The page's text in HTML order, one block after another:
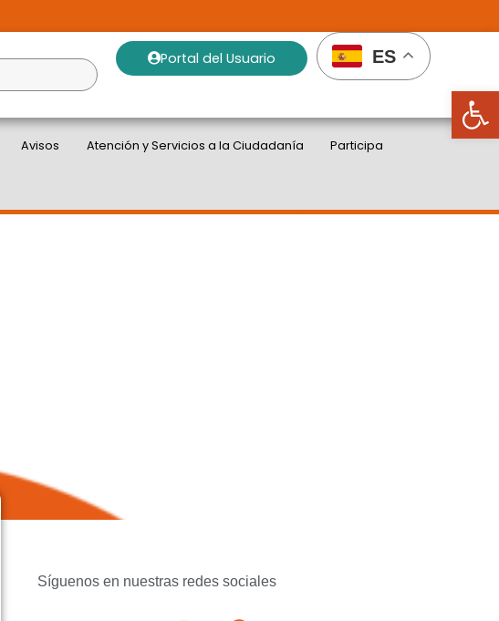
Abrir
Portal del Usuario ES
Avisos Atención y Servicios a la Ciudadanía Participa
Síguenos en nuestras redes sociales